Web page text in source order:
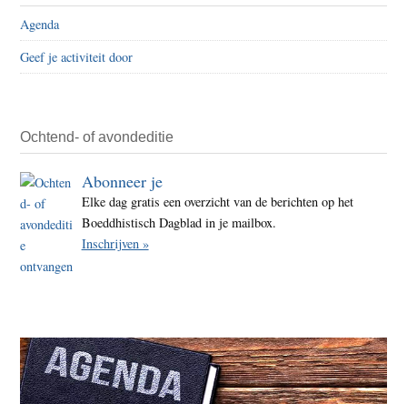
Agenda
Geef je activiteit door
Ochtend- of avondeditie
Abonneer je
Elke dag gratis een overzicht van de berichten op het
Boeddhistisch Dagblad in je mailbox.
Inschrijven »